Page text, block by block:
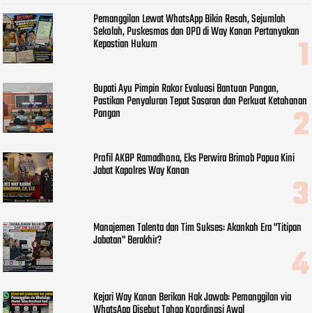
Pemanggilan Lewat WhatsApp Bikin Resah, Sejumlah
Sekolah, Puskesmas dan OPD di Way Kanan Pertanyakan
Kepastian Hukum
Bupati Ayu Pimpin Rakor Evaluasi Bantuan Pangan,
Pastikan Penyaluran Tepat Sasaran dan Perkuat Ketahanan
Pangan
Profil AKBP Ramadhona, Eks Perwira Brimob Papua Kini
Jabat Kapolres Way Kanan
Manajemen Talenta dan Tim Sukses: Akankah Era "Titipan
Jabatan" Berakhir?
Kejari Way Kanan Berikan Hak Jawab: Pemanggilan via